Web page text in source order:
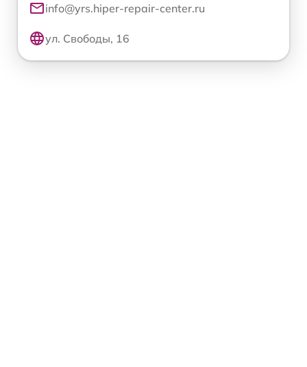
info@yrs.hiper-repair-center.ru
ул. Свободы, 16